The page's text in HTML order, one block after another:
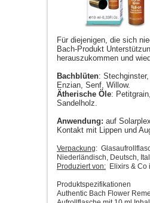
Für diejenigen, die sich
Bach-Produkt
herauszukommen und
Bachblüten:
Enzian, Senf, Willow.
Ätherische Öle:
Sandelholz.
Anwendung: auf
Kontakt mit Lippen und
Verpackung:
Niederländisch, Deutsch,
Produziert von: Elixirs & Co
Produktspezifikationen
Authentic Bach Flower